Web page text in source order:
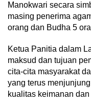
Manokwari secara
masing penerima
orang dan Budha 5
Ketua Panitia dalam
maksud dan tujuan
cita-cita masyarakat
yang terus
kualitas keimanan